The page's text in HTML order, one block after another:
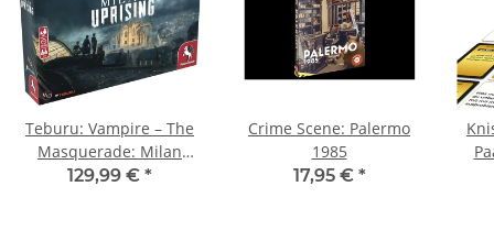
Teburu: Vampire – The
Masquerade: Milan
Uprising
129,99 € *
Crime Scene: Palermo
1985
17,95 € *